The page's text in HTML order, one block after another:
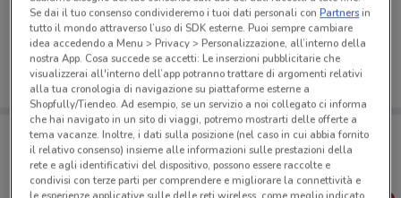
volantini nella tua zona. Riprova più tardi.
Porta DoveConviene sempre con te!
Puoi trovare le migliori offerte dei negozi vicino a te,
salvarle e creare la tua lista del risparmio, comodamente
dal tuo cellulare.
Se dai il tuo consenso condivideremo i tuoi dati personali conPartnersin
tutto il mondo attraverso l’uso di SDK esterne. Puoi sempre cambiare
idea accedendo a Menu > Privacy > Personalizzazione, all’interno della
nostra App. Cosa succede se accetti: Le inserzioni pubblicitarie che
visualizzerai all'interno dell’app potranno trattare di argomenti relativi
alla tua cronologia di navigazione su piattaforme esterne a
Shopfully/Tiendeo. Ad esempio, se un servizio a noi collegato ci informa
che hai navigato in un sito di viaggi, potremo mostrarti delle offerte a
tema vacanze. Inoltre, i dati sulla posizione (nel caso in cui abbia fornito
il relativo consenso) insieme alle informazioni sulle prestazioni della
rete e agli identificativi del dispositivo, possono essere raccolte e
condivisi con terze parti per comprendere e migliorare la connettività e
le esperienze applicative sulle delle reti wireless, come meglio indicato